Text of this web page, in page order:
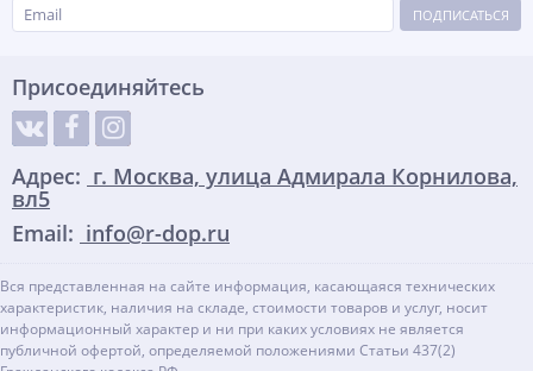
ПОДПИСАТЬСЯ
Присоединяйтесь
Адрес: г. Москва, улица Адмирала Корнилова,
вл5
Email: info@r-dop.ru
Вся представленная на сайте информация, касающаяся технических
характеристик, наличия на складе, стоимости товаров и услуг, носит
информационный характер и ни при каких условиях не является
публичной офертой, определяемой положениями Статьи 437(2)